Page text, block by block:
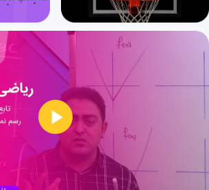
پخش
ویدیو